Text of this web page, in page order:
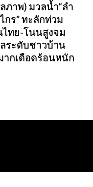
ภาพ) มวลน้ำ“ลำ
กร” ทะลักท่วม
ไทย-โนนสูงจม
ระดับชาวบ้าน
ากเดือดร้อนหนัก